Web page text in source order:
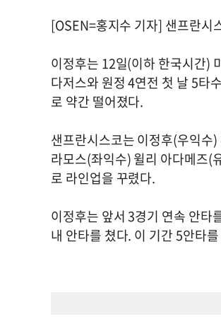
[OSEN=홍지수 기자] 샌프란시
이정후는 12일(이하 한국시간)
다저스와 원정 4연전 첫 날 5타
로 약간 떨어졌다.
샌프란시스코는 이정후(우익수
라모스(좌익수) 윌리 아다메즈(
로 라인업을 꾸렸다.
이정후는 앞서 3경기 연속 안타
내 안타를 쳤다. 이 기간 5안타